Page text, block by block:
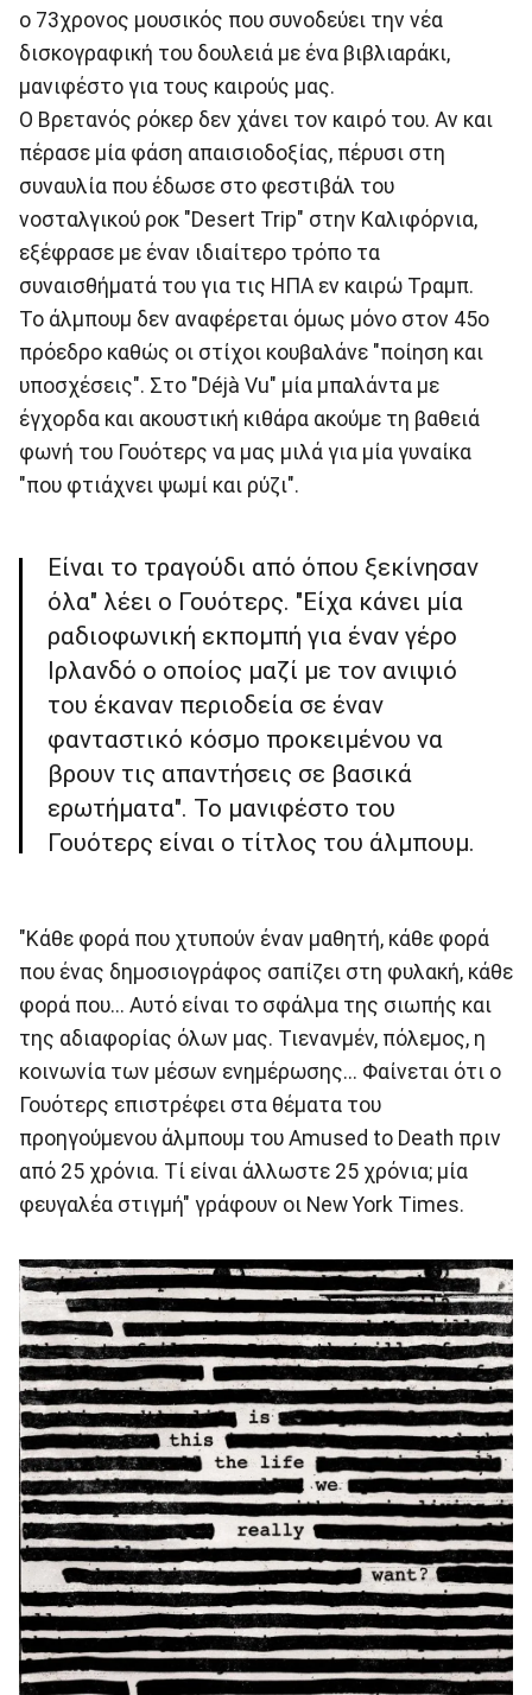
ο 73χρονος μουσικός που συνοδεύει την νέα
δισκογραφική του δουλειά με ένα βιβλιαράκι,
μανιφέστο για τους καιρούς μας.
Ο Βρετανός ρόκερ δεν χάνει τον καιρό του. Αν και
πέρασε μία φάση απαισιοδοξίας, πέρυσι στη
συναυλία που έδωσε στο φεστιβάλ του
νοσταλγικού ροκ "Desert Trip" στην Καλιφόρνια,
εξέφρασε με έναν ιδιαίτερο τρόπο τα
συναισθήματά του για τις ΗΠΑ εν καιρώ Τραμπ.
Το άλμπουμ δεν αναφέρεται όμως μόνο στον 45ο
πρόεδρο καθώς οι στίχοι κουβαλάνε "ποίηση και
υποσχέσεις". Στο "Déjà Vu" μία μπαλάντα με
έγχορδα και ακουστική κιθάρα ακούμε τη βαθειά
φωνή του Γουότερς να μας μιλά για μία γυναίκα
"που φτιάχνει ψωμί και ρύζι".
Είναι το τραγούδι από όπου ξεκίνησαν
όλα" λέει ο Γουότερς. "Είχα κάνει μία
ραδιοφωνική εκπομπή για έναν γέρο
Ιρλανδό ο οποίος μαζί με τον ανιψιό
του έκαναν περιοδεία σε έναν
φανταστικό κόσμο προκειμένου να
βρουν τις απαντήσεις σε βασικά
ερωτήματα". Το μανιφέστο του
Γουότερς είναι ο τίτλος του άλμπουμ.
"Κάθε φορά που χτυπούν έναν μαθητή, κάθε φορά
που ένας δημοσιογράφος σαπίζει στη φυλακή, κάθε
φορά που... Αυτό είναι το σφάλμα της σιωπής και
της αδιαφορίας όλων μας. Τιενανμέν, πόλεμος, η
κοινωνία των μέσων ενημέρωσης... Φαίνεται ότι ο
Γουότερς επιστρέφει στα θέματα του
προηγούμενου άλμπουμ του Amused to Death πριν
από 25 χρόνια. Τί είναι άλλωστε 25 χρόνια; μία
φευγαλέα στιγμή" γράφουν οι New York Times.